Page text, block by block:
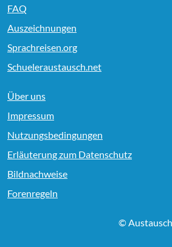
FAQ
Auszeichnungen
Sprachreisen.org
Schueleraustausch.net
Über uns
Impressum
Nutzungsbedingungen
Erläuterung zum Datenschutz
Bildnachweise
Forenregeln
©